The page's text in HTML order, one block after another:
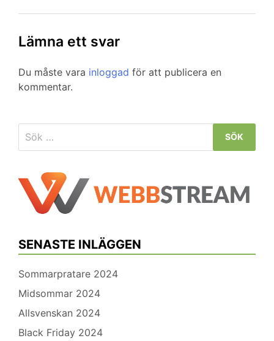
Lämna ett svar
Du måste vara inloggad för att publicera en
kommentar.
efter:
SENASTE INLÄGGEN
Sommarpratare 2024
Midsommar 2024
Allsvenskan 2024
Black Friday 2024